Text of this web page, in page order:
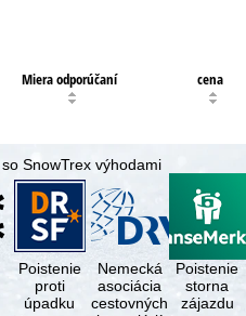
Miera odporúčaní cena
SnowTrex výhodami
Poistenie
proti
úpadku
Nemecká
asociácia
cestovných
Poistenie
storna
zájazdu